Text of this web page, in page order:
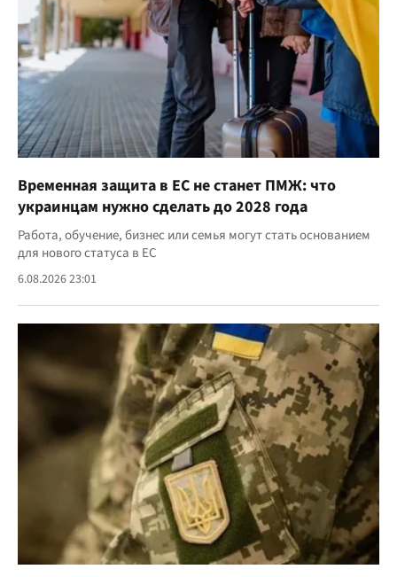
Временная защита в ЕС не станет ПМЖ: что
украинцам нужно сделать до 2028 года
Работа, обучение, бизнес или семья могут стать основанием
для нового статуса в ЕС
6.08.2026 23:01